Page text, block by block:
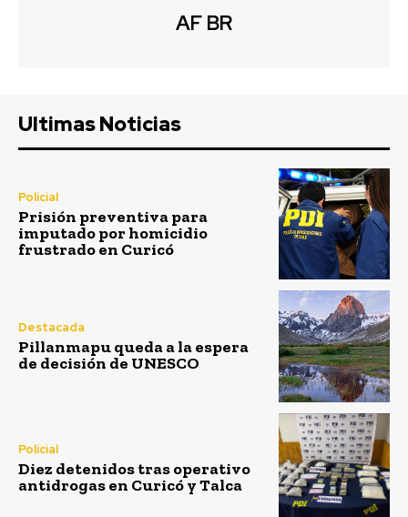
AF BR
Ultimas Noticias
Policial
Prisión preventiva para
imputado por homicidio
frustrado en Curicó
Destacada
Pillanmapu queda a la espera
de decisión de UNESCO
Policial
Diez detenidos tras operativo
antidrogas en Curicó y Talca